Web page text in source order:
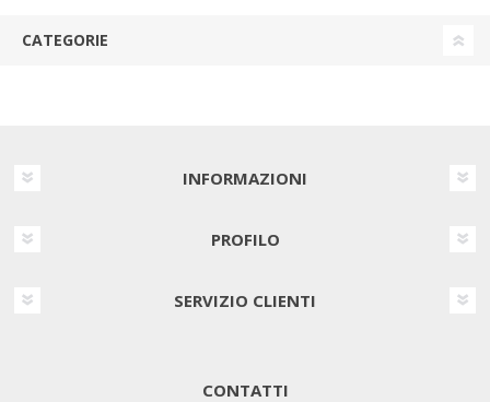
CATEGORIE
INFORMAZIONI
PROFILO
SERVIZIO CLIENTI
CONTATTI